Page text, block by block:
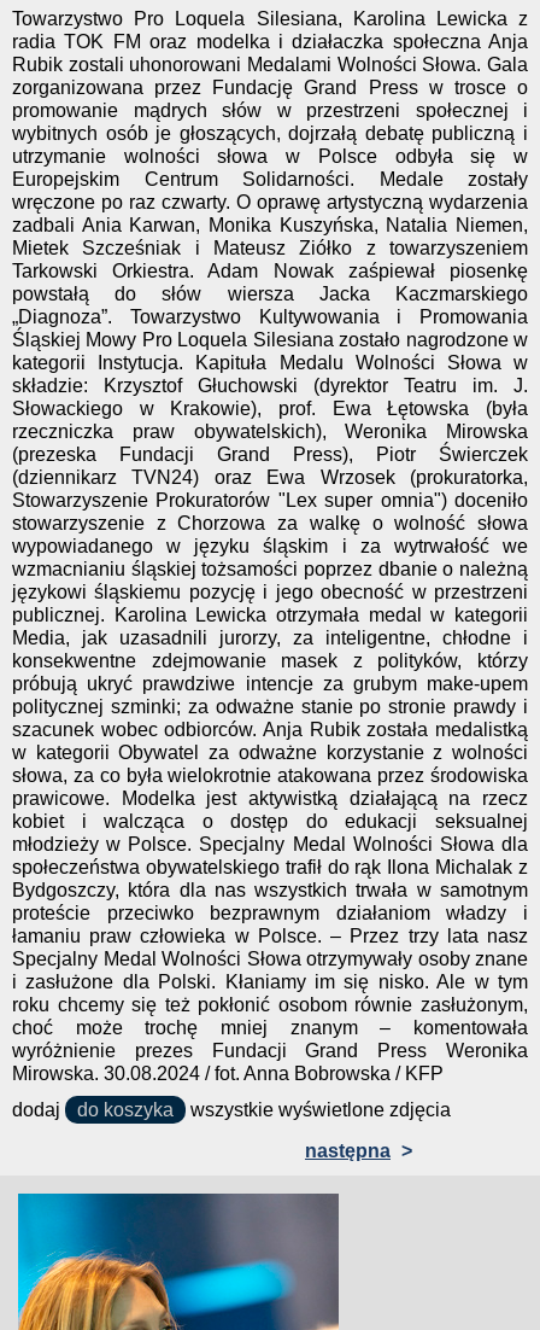
Towarzystwo Pro Loquela Silesiana, Karolina Lewicka z
radia TOK FM oraz modelka i działaczka społeczna Anja
Rubik zostali uhonorowani Medalami Wolności Słowa. Gala
zorganizowana przez Fundację Grand Press w trosce o
promowanie mądrych słów w przestrzeni społecznej i
wybitnych osób je głoszących, dojrzałą debatę publiczną i
utrzymanie wolności słowa w Polsce odbyła się w
Europejskim Centrum Solidarności. Medale zostały
wręczone po raz czwarty. O oprawę artystyczną wydarzenia
zadbali Ania Karwan, Monika Kuszyńska, Natalia Niemen,
Mietek Szcześniak i Mateusz Ziółko z towarzyszeniem
Tarkowski Orkiestra. Adam Nowak zaśpiewał piosenkę
powstałą do słów wiersza Jacka Kaczmarskiego
„Diagnoza”. Towarzystwo Kultywowania i Promowania
Śląskiej Mowy Pro Loquela Silesiana zostało nagrodzone w
kategorii Instytucja. Kapituła Medalu Wolności Słowa w
składzie: Krzysztof Głuchowski (dyrektor Teatru im. J.
Słowackiego w Krakowie), prof. Ewa Łętowska (była
rzeczniczka praw obywatelskich), Weronika Mirowska
(prezeska Fundacji Grand Press), Piotr Świerczek
(dziennikarz TVN24) oraz Ewa Wrzosek (prokuratorka,
Stowarzyszenie Prokuratorów "Lex super omnia") doceniło
stowarzyszenie z Chorzowa za walkę o wolność słowa
wypowiadanego w języku śląskim i za wytrwałość we
wzmacnianiu śląskiej tożsamości poprzez dbanie o należną
językowi śląskiemu pozycję i jego obecność w przestrzeni
publicznej. Karolina Lewicka otrzymała medal w kategorii
Media, jak uzasadnili jurorzy, za inteligentne, chłodne i
konsekwentne zdejmowanie masek z polityków, którzy
próbują ukryć prawdziwe intencje za grubym make-upem
politycznej szminki; za odważne stanie po stronie prawdy i
szacunek wobec odbiorców. Anja Rubik została medalistką
w kategorii Obywatel za odważne korzystanie z wolności
słowa, za co była wielokrotnie atakowana przez środowiska
prawicowe. Modelka jest aktywistką działającą na rzecz
kobiet i walcząca o dostęp do edukacji seksualnej
młodzieży w Polsce. Specjalny Medal Wolności Słowa dla
społeczeństwa obywatelskiego trafił do rąk Ilona Michalak z
Bydgoszczy, która dla nas wszystkich trwała w samotnym
proteście przeciwko bezprawnym działaniom władzy i
łamaniu praw człowieka w Polsce. – Przez trzy lata nasz
Specjalny Medal Wolności Słowa otrzymywały osoby znane
i zasłużone dla Polski. Kłaniamy im się nisko. Ale w tym
roku chcemy się też pokłonić osobom równie zasłużonym,
choć może trochę mniej znanym – komentowała
wyróżnienie prezes Fundacji Grand Press Weronika
Mirowska. 30.08.2024 / fot. Anna Bobrowska / KFP
dodaj
do koszyka
wszystkie wyświetlone zdjęcia
następna >